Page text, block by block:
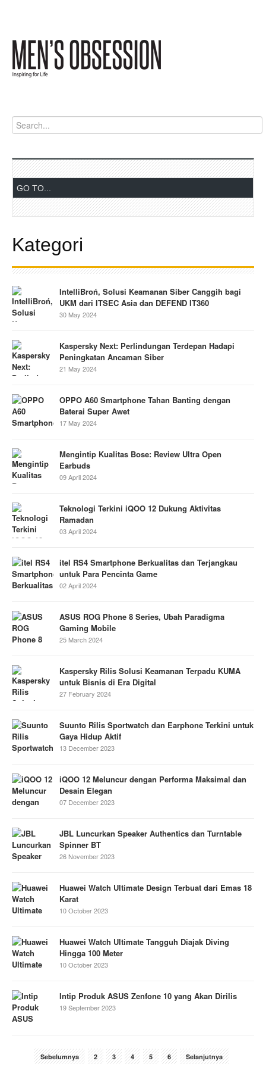
Kategori
IntelliBroń, Solusi Keamanan Siber Canggih bagi
UKM dari ITSEC Asia dan DEFEND IT360
30 May 2024
Kaspersky Next: Perlindungan Terdepan Hadapi
Peningkatan Ancaman Siber
21 May 2024
OPPO A60 Smartphone Tahan Banting dengan
Baterai Super Awet
17 May 2024
Mengintip Kualitas Bose: Review Ultra Open
Earbuds
09 April 2024
Teknologi Terkini iQOO 12 Dukung Aktivitas
Ramadan
03 April 2024
itel RS4 Smartphone Berkualitas dan Terjangkau
untuk Para Pencinta Game
02 April 2024
ASUS ROG Phone 8 Series, Ubah Paradigma
Gaming Mobile
25 March 2024
Kaspersky Rilis Solusi Keamanan Terpadu KUMA
untuk Bisnis di Era Digital
27 February 2024
Suunto Rilis Sportwatch dan Earphone Terkini untuk
Gaya Hidup Aktif
13 December 2023
iQOO 12 Meluncur dengan Performa Maksimal dan
Desain Elegan
07 December 2023
JBL Luncurkan Speaker Authentics dan Turntable
Spinner BT
26 November 2023
Huawei Watch Ultimate Design Terbuat dari Emas 18
Karat
10 October 2023
Huawei Watch Ultimate Tangguh Diajak Diving
Hingga 100 Meter
10 October 2023
Intip Produk ASUS Zenfone 10 yang Akan Dirilis
19 September 2023
Sebelumnya 2 3 4 5 6 Selanjutnya